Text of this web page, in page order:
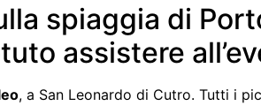
spiaggia di
assistere
, a San Leonardo di Cutro. Tutti i